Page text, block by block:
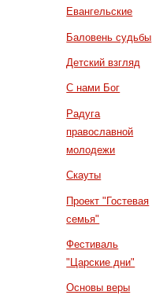
Евангельские
Баловень судьбы
Детский взгляд
С нами Бог
Радуга
православной
молодежи
Скауты
Проект "Гостевая
семья"
Фестиваль
"Царские дни"
Основы веры